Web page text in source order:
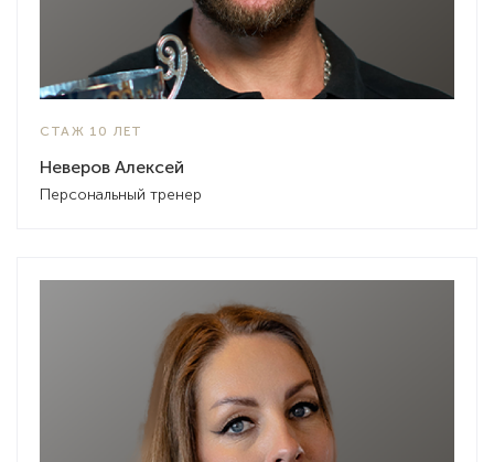
СТАЖ 10 ЛЕТ
Неверов Алексей
Персональный тренер